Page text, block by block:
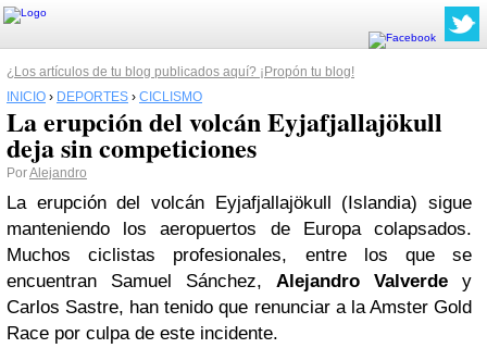
¿Los artículos de tu blog publicados aquí? ¡Propón tu blog!
INICIO › DEPORTES › CICLISMO
La erupción del volcán Eyjafjallajökull
deja sin competiciones
PorAlejandro
La erupción del volcán Eyjafjallajökull (Islandia) sigue
manteniendo los aeropuertos de Europa colapsados.
Muchos ciclistas profesionales, entre los que se
encuentran Samuel Sánchez, Alejandro Valverde y
Carlos Sastre, han tenido que renunciar a la Amster Gold
Race por culpa de este incidente.